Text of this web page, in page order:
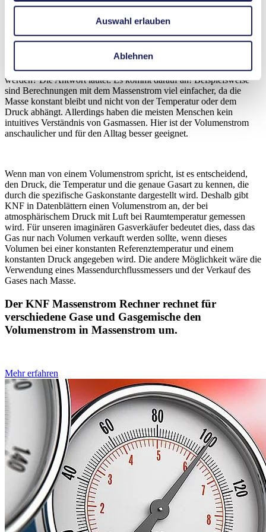
Auswahl erlauben
Ablehnen
zeigt auch, warum Gase wie Wasserstoff oder Erdgas in der Praxis
überwiegend nach Masse und nicht nach Volumen verkauft werden.
Welche Metrik sollte verwendet werden?
Dieses Beispiel wirft die Frage auf: Welche Metrik sollte verwendet
werden? Die Antwort lautet: Es kommt darauf an! Beispielsweise
sind Berechnungen mit dem Massenstrom viel einfacher, da die
Masse konstant bleibt und nicht von der Temperatur oder dem
Druck abhängt. Allerdings haben die meisten Menschen kein
intuitives Verständnis von Gasmassen. Hier ist der Volumenstrom
anschaulicher und für den Alltag besser geeignet.
Wenn man von einem Volumenstrom spricht, ist es entscheidend,
den Druck, die Temperatur und die genaue Gasart zu kennen, die
durch die spezifische Gaskonstante dargestellt wird. Deshalb gibt
KNF in Datenblättern einen Volumenstrom an, der bei
atmosphärischem Druck mit Luft bei Raumtemperatur gemessen
wird. Für unseren imaginären Gasverkäufer bedeutet dies, dass das
Gas nur nach Volumen verkauft werden sollte, wenn dieses
Volumen bei einer konstanten Referenztemperatur und einem
konstanten Druck angegeben wird. Die andere Möglichkeit wäre die
Verwendung eines Massendurchflussmessers und der Verkauf des
Gases nach Masse.
Der KNF Massenstrom Rechner rechnet für
verschiedene Gase und Gasgemische den
Volumenstrom in Massenstrom um.
Mehr erfahren